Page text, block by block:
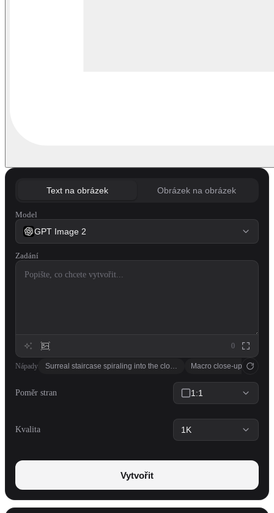
Text na obrázek Obrázek na obrázek
Model
GPT Image 2
Zadání
0
Nápady Surreal staircase spiraling into the clouds, M.C. Escher inspired, soft
Macro close-up of a
Poměr stran 1:1
Kvalita 1K
Vytvořit